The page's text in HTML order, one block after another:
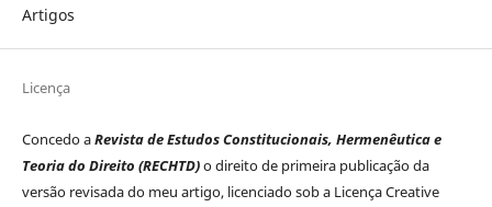
Artigos
Licença
Concedo aRevista de Estudos Constitucionais, Hermenêutica e
Teoria do Direito (RECHTD)o direito de primeira publicação da
versão revisada do meu artigo, licenciado sob a Licença Creative